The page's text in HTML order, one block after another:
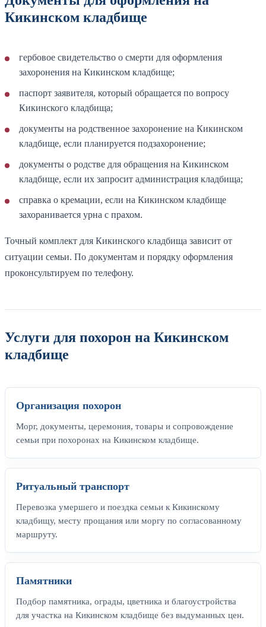
Кикинском кладбище
гербовое свидетельство о смерти для оформления
захоронения на Кикинском кладбище;
паспорт заявителя, который обращается по вопросу
Кикинского кладбища;
документы на родственное захоронение на Кикинском
кладбище, если планируется подзахоронение;
документы о родстве для обращения на Кикинском
кладбище, если их запросит администрация кладбища;
справка о кремации, если на Кикинском кладбище
захоранивается урна с прахом.
Точный комплект для Кикинского кладбища зависит от
ситуации семьи. По документам и порядку оформления
проконсультируем по телефону.
Услуги для похорон на Кикинском
кладбище
Организация похорон
Морг, документы, церемония, товары и сопровождение
семьи при похоронах на Кикинском кладбище.
Ритуальный транспорт
Перевозка умершего и поездка семьи к Кикинскому
кладбищу, месту прощания или моргу по согласованному
маршруту.
Памятники
Подбор памятника, ограды, цветника и благоустройства
для участка на Кикинском кладбище без выдуманных цен.